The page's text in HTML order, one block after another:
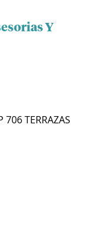
Y
706 TERRAZAS